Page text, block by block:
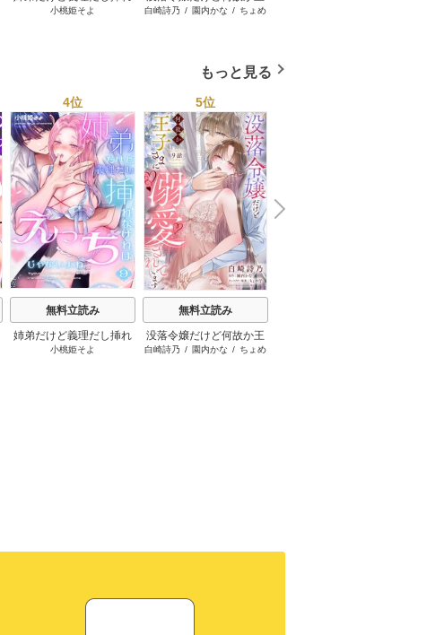
なければえっちじゃない
小桃姫そよ
子さまに溺愛されていま
白崎詩乃 / 園内かな / ちょめ
もっと見る
4位
無料立読み
姉弟だけど義理だし挿れ
なければえっちじゃない
小桃姫そよ
5位
無料立読み
没落令嬢だけど何故か王
子さまに溺愛されていま
白崎詩乃 / 園内かな / ちょめ
N
e
x
t